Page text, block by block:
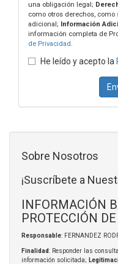
una obligación legal;
como otros derechos,
adicional; Información
información completa de
de Privacidad.
He leído y acepto la
Sobre Nosotros
¡Suscríbete a
INFORMACIÓN
PROTECCIÓN
Responsable: FERNANDEZ
Finalidad: Responder las
información solicitada;